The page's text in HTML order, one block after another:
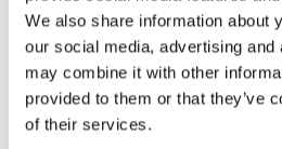
We also share information about
our social media, advertising
may combine it with other
provided to them or that they’ve
of their services.
Lagerstatus 1 st i lager Artikelnr
Svanefors
Fri frakt över 995kr
Snabba leveranser
Enkel betalning med Klarna